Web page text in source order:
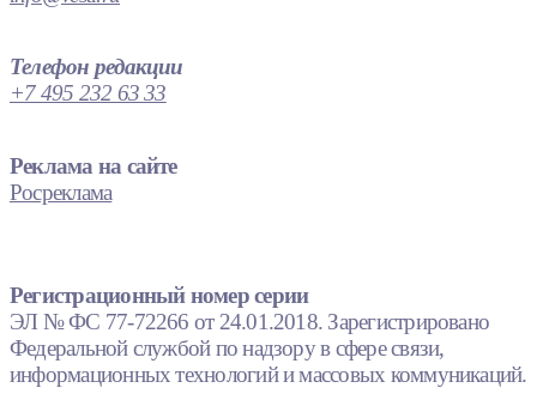
Телефон редакции
+7 495 232 63 33
Реклама на сайте
Росреклама
Регистрационный номер серии
ЭЛ № ФС 77-72266 от 24.01.2018. Зарегистрировано
Федеральной службой по надзору в сфере связи,
информационных технологий и массовых коммуникаций.